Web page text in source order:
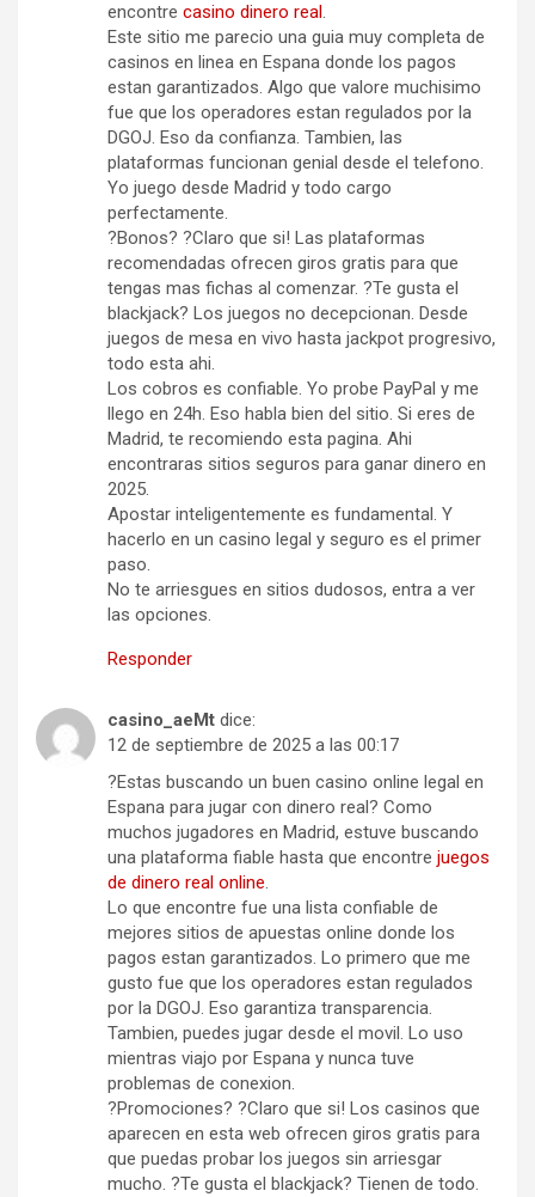
encontre casino dinero real.
Este sitio me parecio una guia muy completa de
casinos en linea en Espana donde los pagos
estan garantizados. Algo que valore muchisimo
fue que los operadores estan regulados por la
DGOJ. Eso da confianza. Tambien, las
plataformas funcionan genial desde el telefono.
Yo juego desde Madrid y todo cargo
perfectamente.
?Bonos? ?Claro que si! Las plataformas
recomendadas ofrecen giros gratis para que
tengas mas fichas al comenzar. ?Te gusta el
blackjack? Los juegos no decepcionan. Desde
juegos de mesa en vivo hasta jackpot progresivo,
todo esta ahi.
Los cobros es confiable. Yo probe PayPal y me
llego en 24h. Eso habla bien del sitio. Si eres de
Madrid, te recomiendo esta pagina. Ahi
encontraras sitios seguros para ganar dinero en
2025.
Apostar inteligentemente es fundamental. Y
hacerlo en un casino legal y seguro es el primer
paso.
No te arriesgues en sitios dudosos, entra a ver
las opciones.
Responder
casino_aeMt dice:
12 de septiembre de 2025 a las 00:17
?Estas buscando un buen casino online legal en
Espana para jugar con dinero real? Como
muchos jugadores en Madrid, estuve buscando
una plataforma fiable hasta que encontre juegos
de dinero real online.
Lo que encontre fue una lista confiable de
mejores sitios de apuestas online donde los
pagos estan garantizados. Lo primero que me
gusto fue que los operadores estan regulados
por la DGOJ. Eso garantiza transparencia.
Tambien, puedes jugar desde el movil. Lo uso
mientras viajo por Espana y nunca tuve
problemas de conexion.
?Promociones? ?Claro que si! Los casinos que
aparecen en esta web ofrecen giros gratis para
que puedas probar los juegos sin arriesgar
mucho. ?Te gusta el blackjack? Tienen de todo.